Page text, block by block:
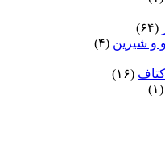
(۶۴)
و شیرین (۴)
(۱۶)
(۱)